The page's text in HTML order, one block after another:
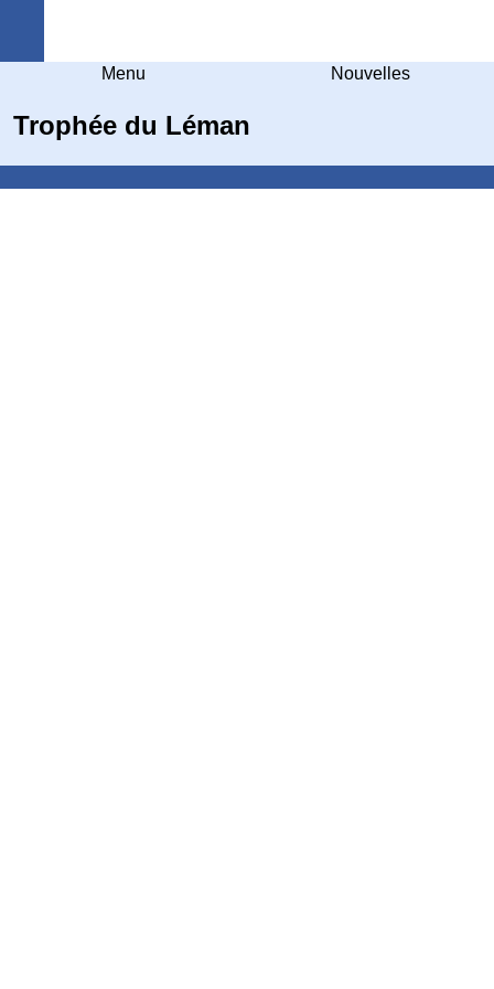
Menu Nouvelles
Trophée du Léman